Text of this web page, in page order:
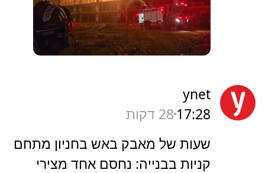
ynet
17:28 28 דקות
שעות של מאבק באש בחניון מתחם
קניות בבנייה: נחסם אחד מצירי